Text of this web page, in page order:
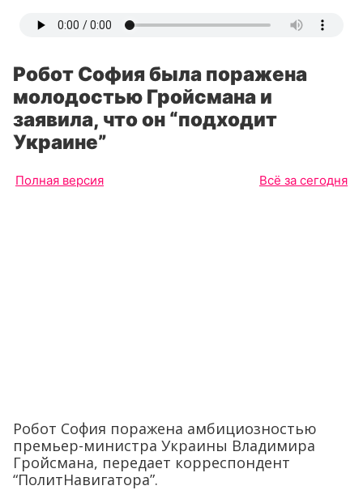
Робот София была поражена
молодостью Гройсмана и
заявила, что он “подходит
Украине”
Полная версия Всё за сегодня
Робот София поражена амбициозностью
премьер-министра Украины Владимира
Гройсмана, передает корреспондент
“ПолитНавигатора”.